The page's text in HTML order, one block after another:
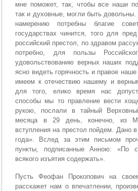
мне поможет, так, чтобы все наши
так и духовные, могли быть
намерению потребны благие
государствах чинится, того для
российский престол, по здравом
потребно, для пользы
удовольствованию верных наших
ясно видеть горячность и правое
имеем к отечествию нашему и
для того, елико время нас
способы мы то правление вести
рукою, послали в тайный
месяца в 29 день, конечно, из
вступления на престол пойдем. Дано
года». Вслед за этим письмом
пункты, подписанные Анною: «По
всякого изъятия содержать».
Пусть Феофан Прокопович на
расскажет нам о впечатлении,